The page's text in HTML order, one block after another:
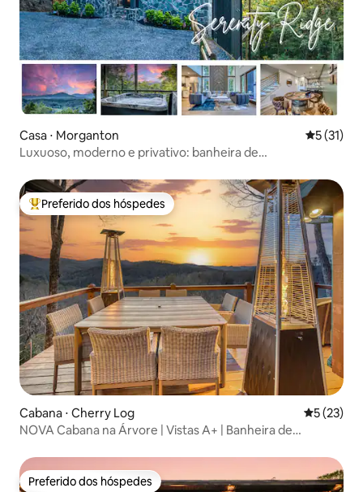
Casa ⋅ Morganton 5 de uma
5 (31)
Luxuoso, moderno e privativo: banheira de
Entre os melhores preferidos dos hóspedes
Preferido dos hóspedes
Cabana ⋅ Cherry Log 5 de uma
5 (23)
NOVA Cabana na Árvore | Vistas A+ | Banheira de
Preferido dos hóspedes
Preferido dos hóspedes